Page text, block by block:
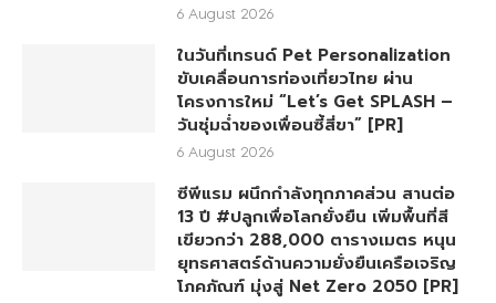
6 August 2026
ในวันที่เทรนด์ Pet Personalization
ขับเคลื่อนการท่องเที่ยวไทย ผ่าน
โครงการใหม่ “Let’s Get SPLASH –
วันชุ่มฉ่ำของเพื่อนซี้สี่ขา” [PR]
6 August 2026
ซีพีแรม ผนึกกำลังทุกภาคส่วน สานต่อ
13 ปี #ปลูกเพื่อโลกยั่งยืน เพิ่มพื้นที่สี
เขียวกว่า 288,000 ตารางเมตร หนุน
ยุทธศาสตร์ด้านความยั่งยืนเครือเจริญ
โภคภัณฑ์ มุ่งสู่ Net Zero 2050 [PR]